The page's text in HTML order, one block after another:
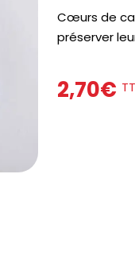
Cœurs de
préserver
2,70€